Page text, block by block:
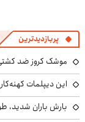
پربازدیدترین
موشک کروز ضد کشتی
این دیپلمات
بارش باران شدید،